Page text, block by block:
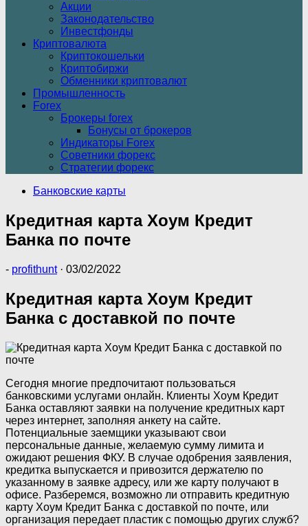
Акции
Законодательство
Инвестфонды
Криптовалюта
Криптокошельки
Криптобиржи
Обменники криптовалют
Промышленность
Forex
Брокеры forex
Бонусы от брокеров
Индикаторы Forex
Советники форекс
Стратегии форекс
Банковские карты
Кредитная карта Хоум Кредит
Банка по почте
- profithunt · 03/02/2022
Кредитная карта Хоум Кредит
Банка с доставкой по почте
Сегодня многие предпочитают пользоваться
банковскими услугами онлайн. Клиенты Хоум Кредит
Банка оставляют заявки на получение кредитных карт
через интернет, заполняя анкету на сайте.
Потенциальные заемщики указывают свои
персональные данные, желаемую сумму лимита и
ожидают решения ФКУ. В случае одобрения заявления,
кредитка выпускается и привозится держателю по
указанному в заявке адресу, или же карту получают в
офисе. Разберемся, возможно ли отправить кредитную
карту Хоум Кредит Банка с доставкой по почте, или
организация передает пластик с помощью других служб?